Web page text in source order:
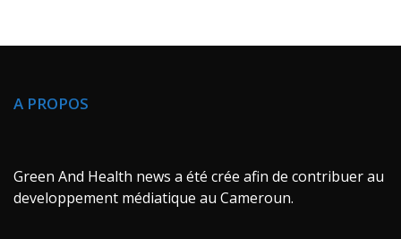
A PROPOS
Green And Health news a été crée afin de contribuer au
developpement médiatique au Cameroun.